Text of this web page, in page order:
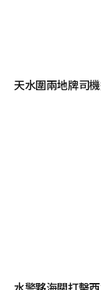
天水圍兩地牌司